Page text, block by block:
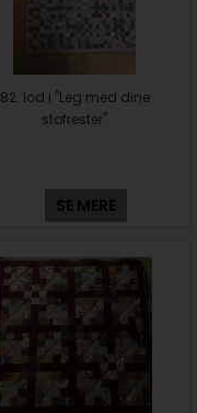
82. lod i "Leg med dine
stofrester"
SE MERE